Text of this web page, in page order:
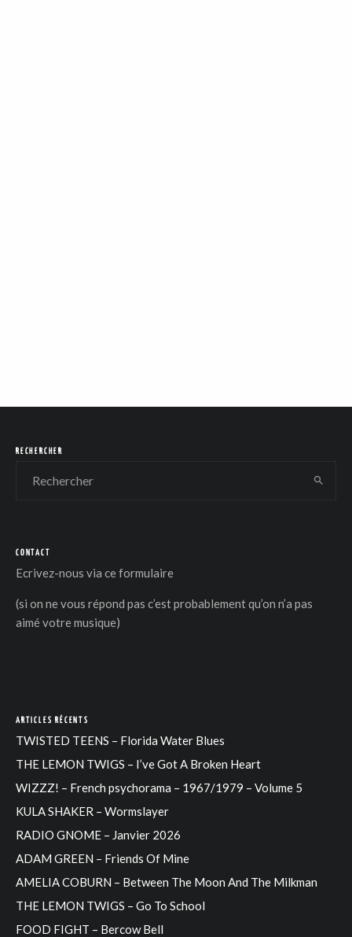
RECHERCHER
CONTACT
Ecrivez-nous via ce formulaire
(si on ne vous répond pas c’est probablement qu’on n’a pas
aimé votre musique)
ARTICLES RÉCENTS
TWISTED TEENS – Florida Water Blues
THE LEMON TWIGS – I’ve Got A Broken Heart
WIZZZ! – French psychorama – 1967/1979 – Volume 5
KULA SHAKER – Wormslayer
RADIO GNOME – Janvier 2026
ADAM GREEN – Friends Of Mine
AMELIA COBURN – Between The Moon And The Milkman
THE LEMON TWIGS – Go To School
FOOD FIGHT – Bercow Bell